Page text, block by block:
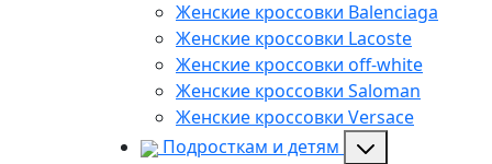
Женские кроссовки Balenciaga
Женские кроссовки Lacoste
Женские кроссовки off-white
Женские кроссовки Saloman
Женские кроссовки Versace
Подросткам и детям